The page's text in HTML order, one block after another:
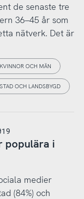
de senaste tre
36–45 år som
nätverk. Det är
KVINNOR OCH MÄN
STAD OCH LANDSBYGD
populära i
medier
(84%) och